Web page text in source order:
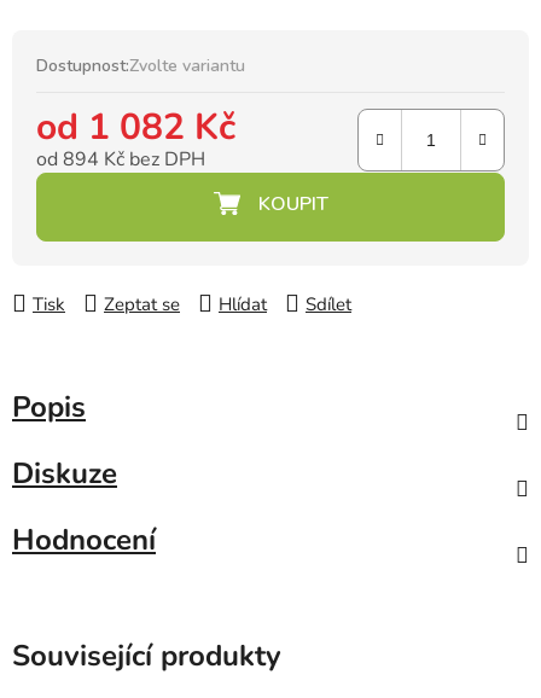
Dostupnost:Zvolte variantu
od 1 082 Kč
od 894 Kč bez DPH
Tisk Zeptat se Hlídat Sdílet
Popis
Diskuze
Hodnocení
Související produkty